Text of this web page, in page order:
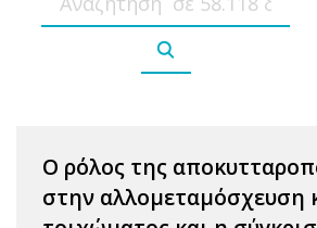
Ο ρόλος της
στην αλλομεταμόσχευση